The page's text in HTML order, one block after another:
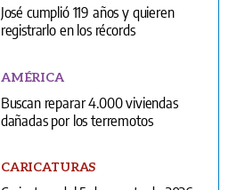
José cumplió 119 años y quieren
registrarlo en los récords
AMÉRICA
Buscan reparar 4.000 viviendas
dañadas por los terremotos
CARICATURAS